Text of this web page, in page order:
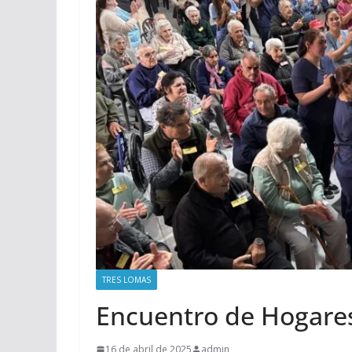
TRES LOMAS
Encuentro de